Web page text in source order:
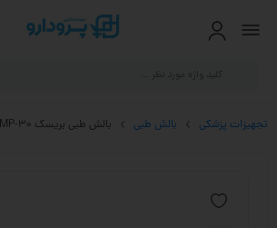
تجهیزات پزشکی بالش طبی بالش طبی بریسک MP-30